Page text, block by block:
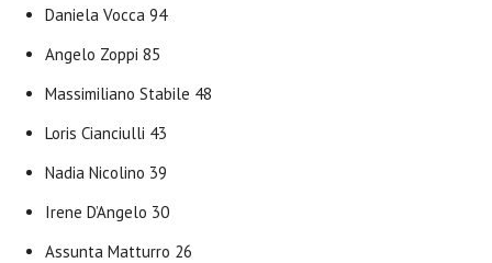
Daniela Vocca 94
Angelo Zoppi 85
Massimiliano Stabile 48
Loris Cianciulli 43
Nadia Nicolino 39
Irene D’Angelo 30
Assunta Matturro 26